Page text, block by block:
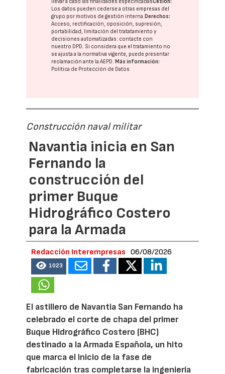
Los datos pueden cederse a otras empresas del
grupo por motivos de gestión interna.Derechos:
Acceso, rectificación, oposición, supresión,
portabilidad, limitación del tratatamiento y
decisiones automatizadas: contacte con
nuestro DPD. Si considera que el tratamiento no
se ajusta a la normativa vigente, puede presentar
reclamación ante laAEPD.Más información:
Política de Protección de Datos
Construcción naval militar
Navantia inicia en San
Fernando la
construcción del
primer Buque
Hidrográfico Costero
para la Armada
Redacción Interempresas 06/08/2026
1023
El astillero de Navantia San Fernando ha
celebrado el corte de chapa del primer
Buque Hidrográfico Costero (BHC)
destinado a la Armada Española, un hito
que marca el inicio de la fase de
fabricación tras completarse la ingeniería